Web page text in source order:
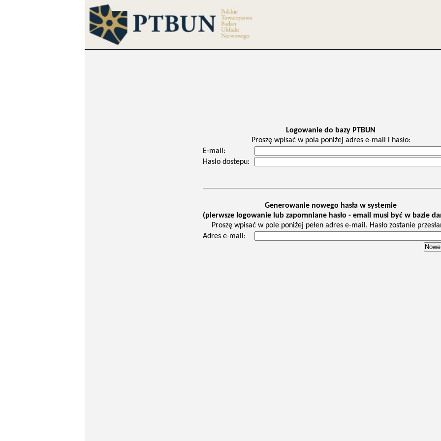
Logowanie do bazy PTBUN
Proszę wpisać w pola poniżej adres e-mail i hasło:
E-mail:
Haslo dostepu:
Generowanie nowego hasła w systemie
(pierwsze logowanie lub zapomniane hasło - email musi być w bazie
Proszę wpisać w pole poniżej pełen adres e-mail. Hasło zostanie
Adres e-mail: